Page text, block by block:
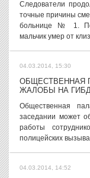
Следователи
точные причины
больнице № 1. По
мальчик умер от
04.03.2014, 15:30
ОБЩЕСТВЕННАЯ
ЖАЛОБЫ НА
Общественная
заседании может
работы
полицейских
04.03.2014, 14:52